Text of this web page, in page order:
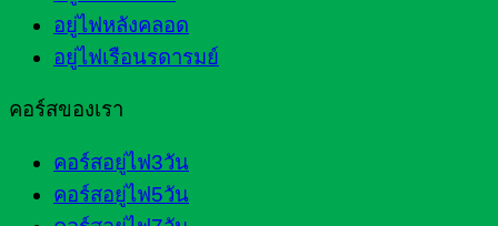
อยู่ไฟหลังคลอด
อยู่ไฟเรือนรดารมย์
คอร์สของเรา
คอร์สอยู่ไฟ3วัน
คอร์สอยู่ไฟ5วัน